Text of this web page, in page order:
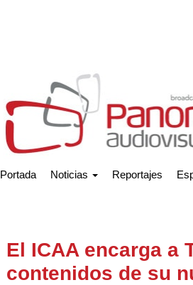
Portada Noticias Reportajes
El ICAA encarga a
contenidos de su